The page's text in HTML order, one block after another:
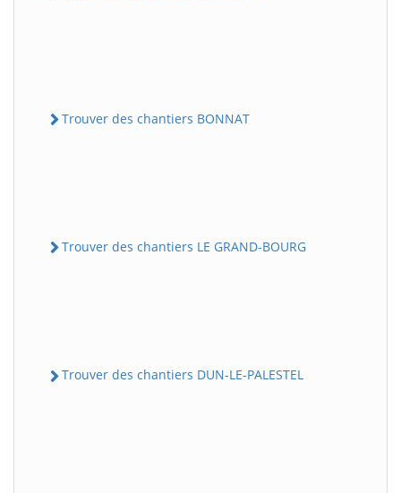
Trouver des chantiers BONNAT
Trouver des chantiers LE GRAND-BOURG
Trouver des chantiers DUN-LE-PALESTEL